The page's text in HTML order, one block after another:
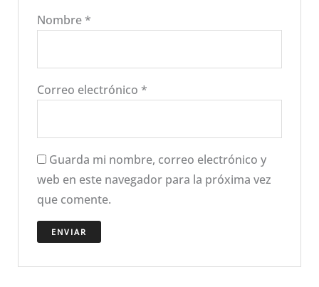
Nombre *
Correo electrónico *
Guarda mi nombre, correo electrónico y
web en este navegador para la próxima vez
que comente.